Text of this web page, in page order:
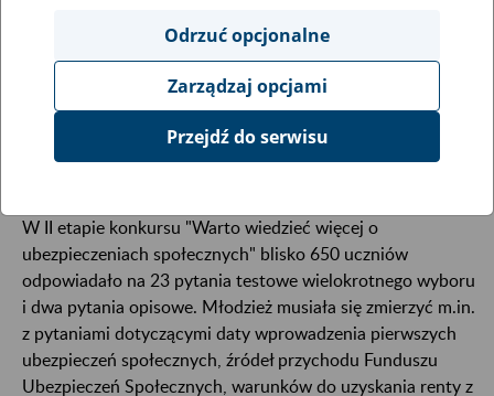
rywalizowały w finale konkursu wiedzy o
ubezpieczeniach społecznych. Z 213 szkół
ponadgimnazjalnych biorących udział w drugim,
wojewódzkim, etapie konkursu odpaść musiało aż
197.
W II etapie konkursu "Warto wiedzieć więcej o
ubezpieczeniach społecznych" blisko 650 uczniów
odpowiadało na 23 pytania testowe wielokrotnego wyboru
i dwa pytania opisowe. Młodzież musiała się zmierzyć m.in.
z pytaniami dotyczącymi daty wprowadzenia pierwszych
ubezpieczeń społecznych, źródeł przychodu Funduszu
Ubezpieczeń Społecznych, warunków do uzyskania renty z
Odrzuć opcjonalne
Zarządzaj opcjami
Przejdź do serwisu